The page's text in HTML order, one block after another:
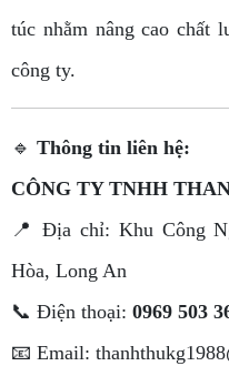
túc nhằm nâng cao chất
công ty.
🔹 Thông tin liên hệ:
CÔNG TY TNHH
📍 Địa chỉ: Khu Công
Hòa, Long An
📞 Điện thoại: 0969 503
📧 Email: